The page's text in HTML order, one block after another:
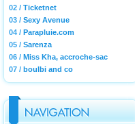
02 / Ticketnet
03 / Sexy Avenue
04 / Parapluie.com
05 / Sarenza
06 / Miss Kha, accroche-sac
07 / boulbi and co